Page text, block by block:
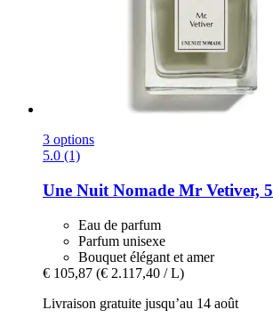
3 options
5.0 (1)
Une Nuit Nomade Mr Vetiver,
Eau de parfum
Parfum unisexe
Bouquet élégant et amer
€ 105,87 (€ 2.117,40 / L)
Livraison gratuite jusqu’au 14 août